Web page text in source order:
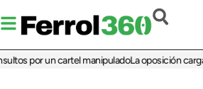
por un cartel manipuladoLa oposición carga